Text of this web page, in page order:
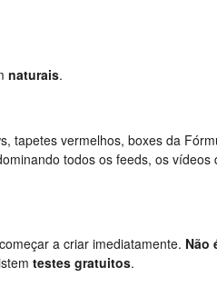
naturais.
tapetes vermelhos, boxes da
todos os feeds, os vídeos
a criar imediatamente. Não
testes gratuitos.